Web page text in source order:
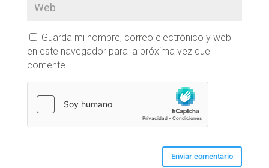
Guarda mi nombre, correo electrónico y web
en este navegador para la próxima vez que
comente.